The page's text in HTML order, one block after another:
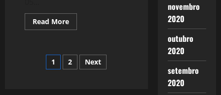
Read MoreRead
more
meu
Pai,
Pedro
Paginação
1 2 Next
novembro
2020
outubro
2020
setembro
2020